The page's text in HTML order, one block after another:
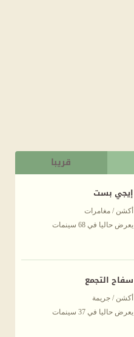
قريبا
إيجي بست
أكشن / مغامرات
يعرض حاليا في 68 سينمات
سفاح التجمع
أكشن / جريمة
يعرض حاليا في 37 سينمات